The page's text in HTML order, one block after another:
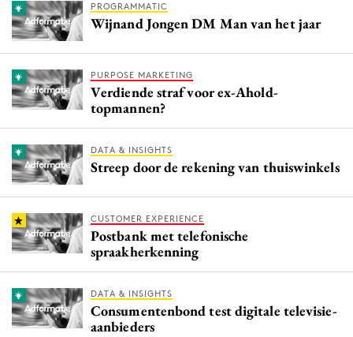
PROGRAMMATIC
Wijnand Jongen DM Man van het jaar
PURPOSE MARKETING
Verdiende straf voor ex-Ahold-
topmannen?
DATA & INSIGHTS
Streep door de rekening van thuiswinkels
CUSTOMER EXPERIENCE
Postbank met telefonische
spraakherkenning
DATA & INSIGHTS
Consumentenbond test digitale televisie-
aanbieders